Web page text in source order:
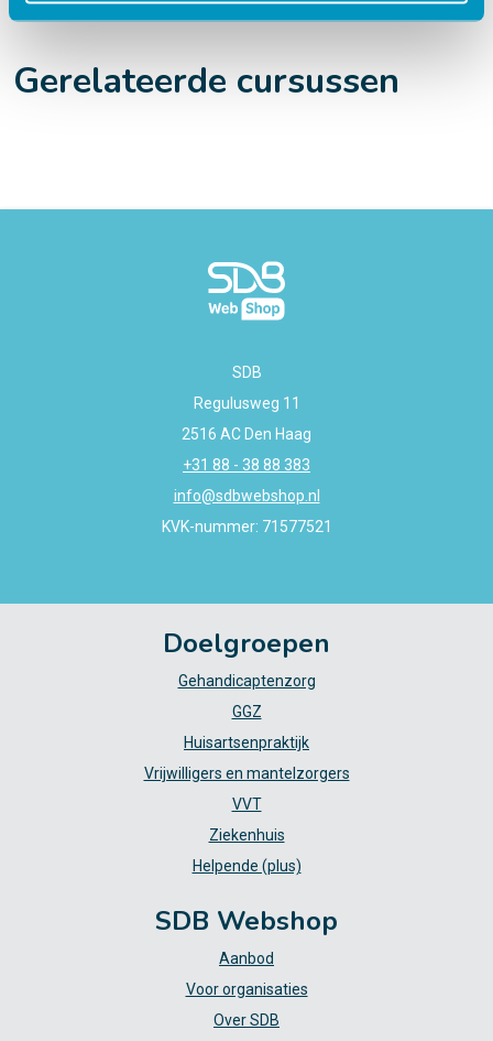
Gerelateerde cursussen
SDB
Regulusweg 11
2516 AC Den Haag
+31 88 - 38 88 383
info@sdbwebshop.nl
KVK-nummer: 71577521
Doelgroepen
Gehandicaptenzorg
GGZ
Huisartsenpraktijk
Vrijwilligers en mantelzorgers
VVT
Ziekenhuis
Helpende (plus)
SDB Webshop
Aanbod
Voor organisaties
Over SDB